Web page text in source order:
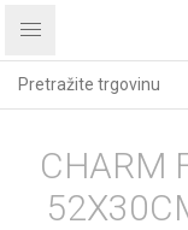
CHARM